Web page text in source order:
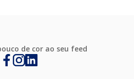
de cor ao seu feed